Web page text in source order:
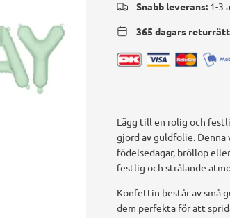
Snabb leverans: 1-3
365 dagars returrätt
Lägg till en rolig och
gjord av guldfolie.
födelsedagar, bröllop
festlig och strålande
Konfettin består av små
dem perfekta för att